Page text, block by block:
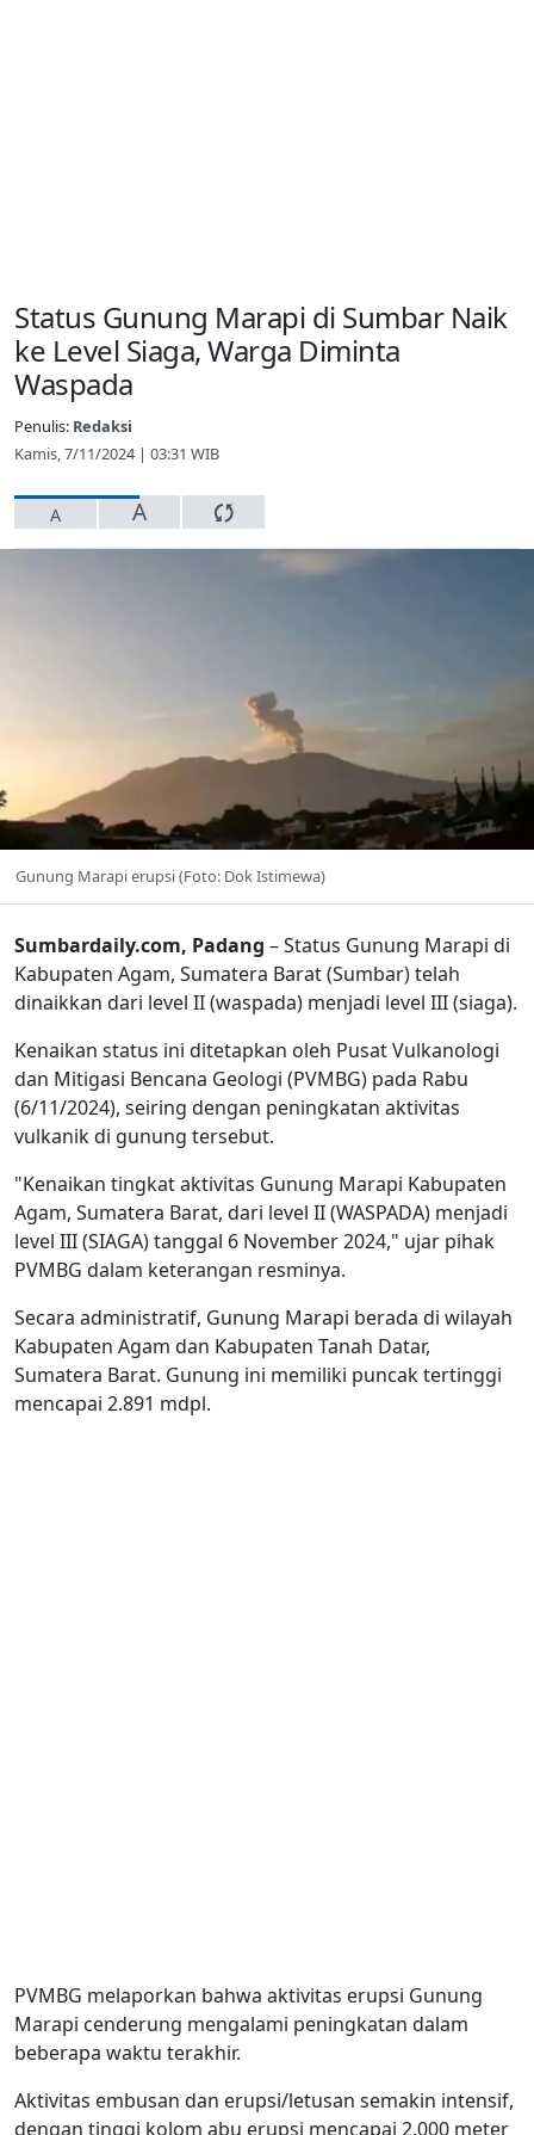
Status Gunung Marapi di Sumbar Naik
ke Level Siaga, Warga Diminta
Waspada
Penulis: Redaksi
Kamis, 7/11/2024 | 03:31 WIB
A A
Gunung Marapi erupsi (Foto: Dok Istimewa)
Sumbardaily.com, Padang – Status Gunung Marapi di
Kabupaten Agam, Sumatera Barat (Sumbar) telah
dinaikkan dari level II (waspada) menjadi level III (siaga).
Kenaikan status ini ditetapkan oleh Pusat Vulkanologi
dan Mitigasi Bencana Geologi (PVMBG) pada Rabu
(6/11/2024), seiring dengan peningkatan aktivitas
vulkanik di gunung tersebut.
"Kenaikan tingkat aktivitas Gunung Marapi Kabupaten
Agam, Sumatera Barat, dari level II (WASPADA) menjadi
level III (SIAGA) tanggal 6 November 2024," ujar pihak
PVMBG dalam keterangan resminya.
Secara administratif, Gunung Marapi berada di wilayah
Kabupaten Agam dan Kabupaten Tanah Datar,
Sumatera Barat. Gunung ini memiliki puncak tertinggi
mencapai 2.891 mdpl.
PVMBG melaporkan bahwa aktivitas erupsi Gunung
Marapi cenderung mengalami peningkatan dalam
beberapa waktu terakhir.
Aktivitas embusan dan erupsi/letusan semakin intensif,
dengan tinggi kolom abu erupsi mencapai 2.000 meter